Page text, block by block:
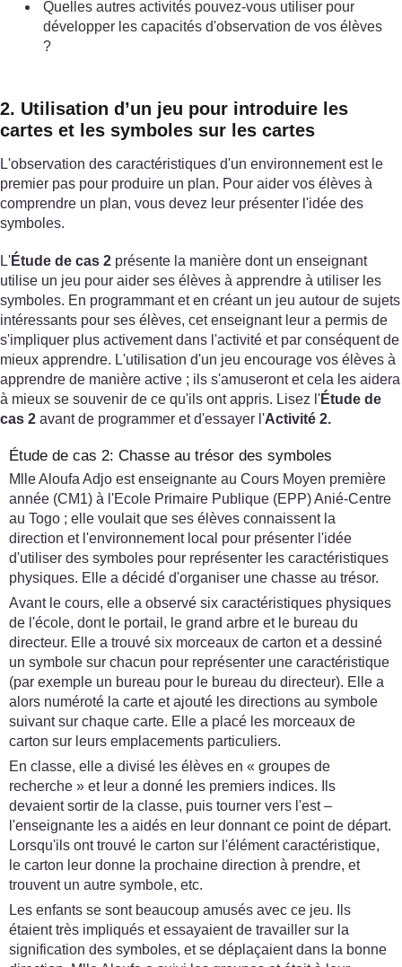
Quelles autres activités pouvez-vous utiliser pour
développer les capacités d'observation de vos élèves
?
2. Utilisation d’un jeu pour introduire les
cartes et les symboles sur les cartes
L'observation des caractéristiques d'un environnement est le
premier pas pour produire un plan. Pour aider vos élèves à
comprendre un plan, vous devez leur présenter l'idée des
symboles.
L'Étude de cas 2 présente la manière dont un enseignant
utilise un jeu pour aider ses élèves à apprendre à utiliser les
symboles. En programmant et en créant un jeu autour de sujets
intéressants pour ses élèves, cet enseignant leur a permis de
s'impliquer plus activement dans l'activité et par conséquent de
mieux apprendre. L'utilisation d'un jeu encourage vos élèves à
apprendre de manière active ; ils s'amuseront et cela les aidera
à mieux se souvenir de ce qu'ils ont appris. Lisez l'Étude de
cas 2 avant de programmer et d'essayer l'Activité 2.
Étude de cas 2: Chasse au trésor des symboles
Mlle Aloufa Adjo est enseignante au Cours Moyen première
année (CM1) à l'Ecole Primaire Publique (EPP) Anié-Centre
au Togo ; elle voulait que ses élèves connaissent la
direction et l'environnement local pour présenter l'idée
d'utiliser des symboles pour représenter les caractéristiques
physiques. Elle a décidé d'organiser une chasse au trésor.
Avant le cours, elle a observé six caractéristiques physiques
de l'école, dont le portail, le grand arbre et le bureau du
directeur. Elle a trouvé six morceaux de carton et a dessiné
un symbole sur chacun pour représenter une caractéristique
(par exemple un bureau pour le bureau du directeur). Elle a
alors numéroté la carte et ajouté les directions au symbole
suivant sur chaque carte. Elle a placé les morceaux de
carton sur leurs emplacements particuliers.
En classe, elle a divisé les élèves en « groupes de
recherche » et leur a donné les premiers indices. Ils
devaient sortir de la classe, puis tourner vers l'est –
l'enseignante les a aidés en leur donnant ce point de départ.
Lorsqu'ils ont trouvé le carton sur l'élément caractéristique,
le carton leur donne la prochaine direction à prendre, et
trouvent un autre symbole, etc.
Les enfants se sont beaucoup amusés avec ce jeu. Ils
étaient très impliqués et essayaient de travailler sur la
signification des symboles, et se déplaçaient dans la bonne